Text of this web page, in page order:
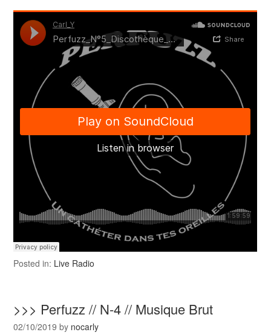
Posted in: Live Radio
>>> Perfuzz // N-4 // Musique Brut
02/10/2019 by nocarly